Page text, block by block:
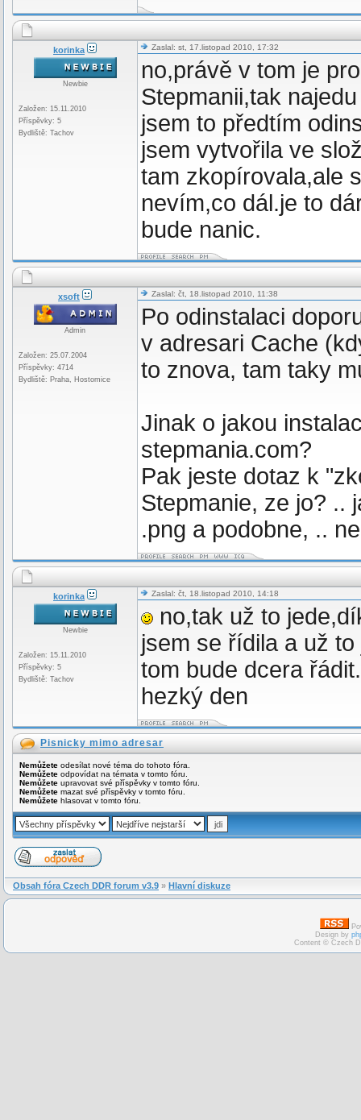
korinka
Newbie
Založen: 15.11.2010
Příspěvky: 5
Bydliště: Tachov
Zaslal: st, 17.listopad 2010, 17:32
no,právě v tom je
Stepmanii,tak
jsem to předtím
jsem vytvořila ve
tam zkopírovala,ale
nevím,co dál.je to
bude nanic.
xsoft
Admin
Založen: 25.07.2004
Příspěvky: 4714
Bydliště: Praha, Hostomice
Zaslal: čt, 18.listopad 2010, 11:38
Po odinstalaci
v adresari Cache
to znova, tam taky
Jinak o jakou
stepmania.com?
Pak jeste dotaz k
Stepmanie, ze jo? ..
.png a podobne, ..
korinka
Newbie
Založen: 15.11.2010
Příspěvky: 5
Bydliště: Tachov
Zaslal: čt, 18.listopad 2010, 14:18
no,tak už to
jsem se řídila a už
tom bude dcera
hezký den
Pisnicky mimo adresar
Nemůžete odesílat nové téma do tohoto fóra.
Nemůžete odpovídat na témata v tomto fóru.
Nemůžete upravovat své příspěvky v tomto fóru.
Nemůžete mazat své příspěvky v tomto fóru.
Nemůžete hlasovat v tomto fóru.
Obsah fóra Czech DDR forum v3.9 » Hlavní diskuze
Design by
Content © Czech